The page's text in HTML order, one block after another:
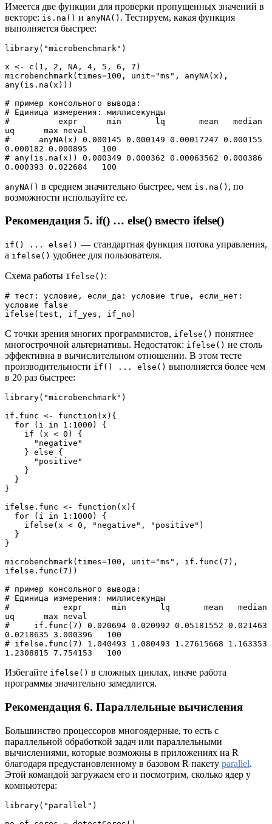
Имеется две функции для проверки пропущенных значений в
векторе: is.na() и anyNA() . Тестируем, какая функция
выполняется быстрее:
library("microbenchmark")
x <- c(1, 2, NA, 4, 5, 6, 7)
microbenchmark(times=100, unit="ms", anyNA(x),
any(is.na(x)))
# пример консольного вывода:
# Единица измерения: миллисекунды
#          expr      min       lq       mean   median
uq      max neval
#      anyNA(x) 0.000145 0.000149 0.00017247 0.000155
0.000182 0.000895   100
# any(is.na(x)) 0.000349 0.000362 0.00063562 0.000386
0.000393 0.022684   100
anyNA() в среднем значительно быстрее, чем is.na() , по
возможности используйте ее.
Рекомендация 5. if() … else() вместо ifelse()
if() ... else() — стандартная функция потока управления,
а ifelse() удобнее для пользователя.
Схема работы Ifelse() :
# тест: условие, если_да: условие true, если_нет:
условие false
ifelse(test, if_yes, if_no)
С точки зрения многих программистов, ifelse() понятнее
многострочной альтернативы. Недостаток: ifelse() не столь
эффективна в вычислительном отношении. В этом тесте
производительности if() ... else() выполняется более чем
в 20 раз быстрее:
library("microbenchmark")
if.func <- function(x){
  for (i in 1:1000) {
    if (x < 0) {
      "negative"
    } else {
      "positive"
    }
  }
}
ifelse.func <- function(x){
  for (i in 1:1000) {
    ifelse(x < 0, "negative", "positive")
  }
}
microbenchmark(times=100, unit="ms", if.func(7),
ifelse.func(7))
# пример консольного вывода:
# Единица измерения: миллисекунды
#           expr      min       lq       mean   median
uq      max neval
#     if.func(7) 0.020694 0.020992 0.05181552 0.021463
0.0218635 3.000396   100
# ifelse.func(7) 1.040493 1.080493 1.27615668 1.163353
1.2308815 7.754153   100
Избегайте ifelse() в сложных циклах, иначе работа
программы значительно замедлится.
Рекомендация 6. Параллельные вычисления
Большинство процессоров многоядерные, то есть с
параллельной обработкой задач или параллельными
вычислениями, которые возможны в приложениях на R
благодаря предустановленному в базовом R пакету parallel.
Этой командой загружаем его и посмотрим, сколько ядер у
компьютера:
library("parallel")